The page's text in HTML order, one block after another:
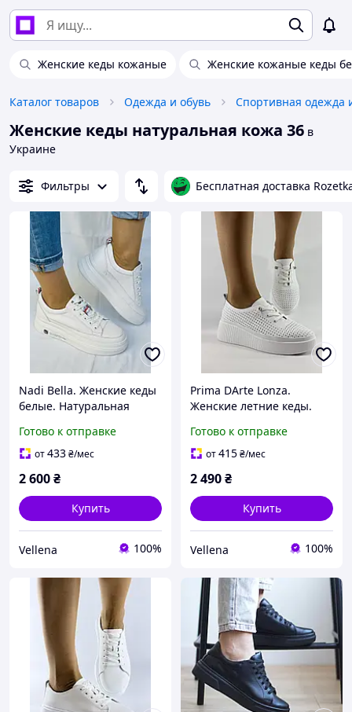
Женские кеды кожаные Женские кожаные кеды
Каталог товаров Одежда и обувь Спортивная одежда
Женские кеды натуральная кожа 36 в
Украине
Фильтры Бесплатная доставка
Nadi Bella. Женские кеды
белые. Натуральная
Готово к отправке
от433₴/мес
2 600₴
Купить
Vellena 100%
Prima DArte Lonza.
Женские летние кеды.
Размер 36 37 39 41
Готово к отправке
от415₴/мес
2 490₴
Купить
Vellena 100%